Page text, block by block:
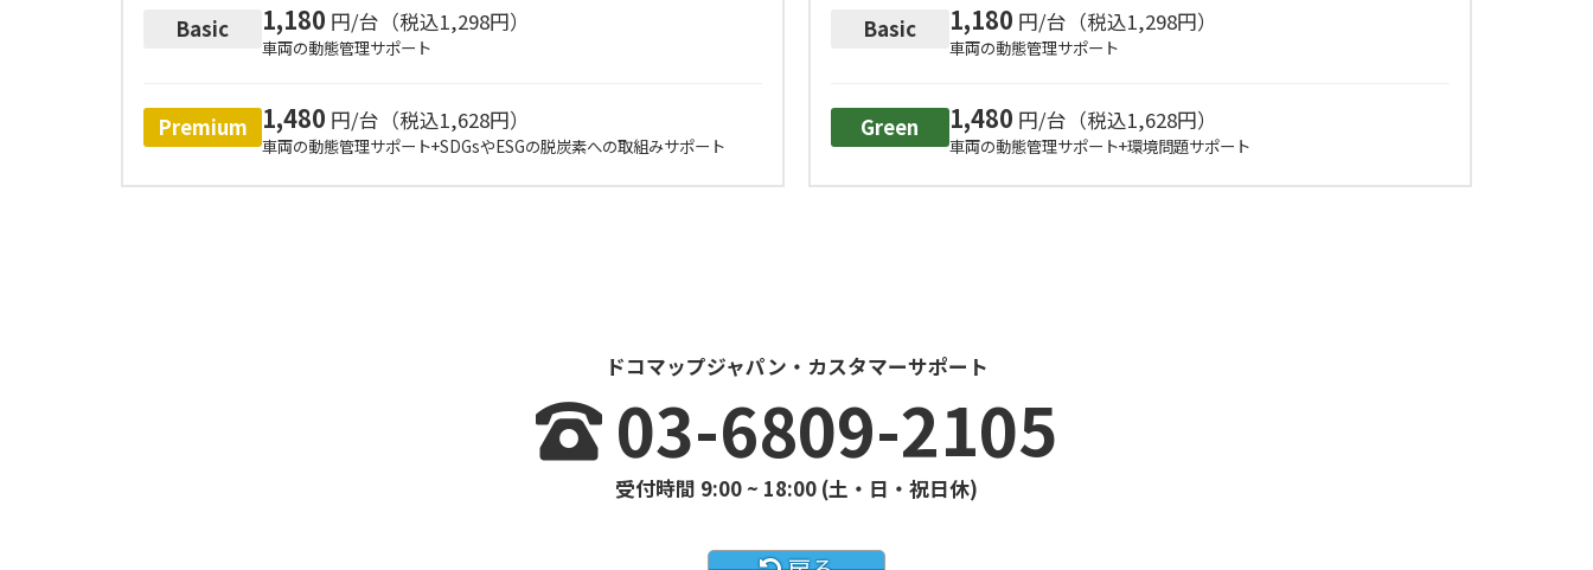
Basic
1,180 円/台（税込1,298円）
車両の動態管理サポート
Premium 1,480 円/台（税込1,628円）
車両の動態管理サポート+SDGsやESGの脱炭素への取組みサポート
Basic
1,180 円/台（税込1,298円）
車両の動態管理サポート
Green 1,480 円/台（税込1,628円）
車両の動態管理サポート+環境問題サポート
ドコマップジャパン・カスタマーサポート
03-6809-2105
受付時間 9:00 ~ 18:00 (土・日・祝日休)